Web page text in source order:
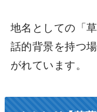
地名としての「
話的背景を持つ
がれています。